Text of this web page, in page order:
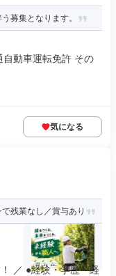
募集となります。
動車運転免許 その
気になる
残業なし／賞与あり
／ ●経験・学歴・経